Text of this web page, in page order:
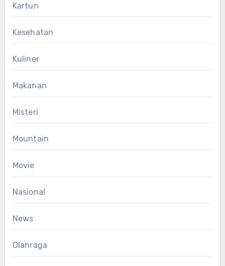
Kartun
Kesehatan
Kuliner
Makanan
Misteri
Mountain
Movie
Nasional
News
Olahraga